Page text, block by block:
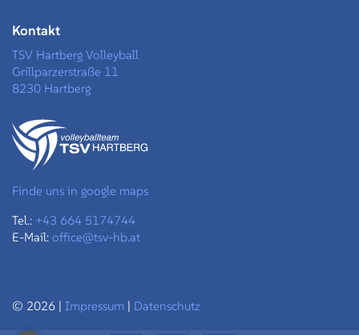
Finde uns in google maps
Tel.: +43 664 5174744
E-Mail: office@tsv-hb.at
© 2026 | Impressum | Datenschutz
Kontakt
TSV Hartberg Volleyball
Grillparzerstraße 11
8230 Hartberg